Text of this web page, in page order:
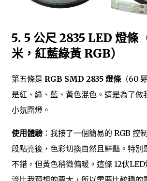
5. 5 公尺 2835 LED 燈條
米，紅藍綠黃 RGB）
第五條是 RGB SMD 2835 燈條（60
是紅、綠、藍、黃色混色。這是為了做
小氛圍燈。
使用體驗 ：我接了一個簡易的 RGB 控
段點亮後，色彩切換自然且鮮豔。特別
不錯，但黃色稍微偏暖。這條 12伏